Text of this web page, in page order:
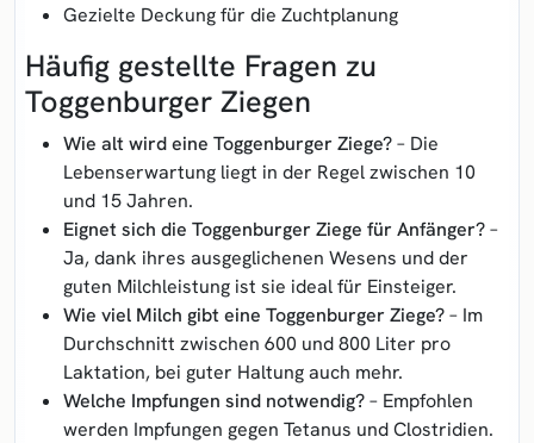
Gezielte Deckung für die Zuchtplanung
Häufig gestellte Fragen zu
Toggenburger Ziegen
Wie alt wird eine Toggenburger Ziege?– Die
Lebenserwartung liegt in der Regel zwischen 10
und 15 Jahren.
Eignet sich die Toggenburger Ziege für Anfänger?–
Ja, dank ihres ausgeglichenen Wesens und der
guten Milchleistung ist sie ideal für Einsteiger.
Wie viel Milch gibt eine Toggenburger Ziege?– Im
Durchschnitt zwischen 600 und 800 Liter pro
Laktation, bei guter Haltung auch mehr.
Welche Impfungen sind notwendig?– Empfohlen
werden Impfungen gegen Tetanus und Clostridien.